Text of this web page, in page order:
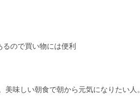
ので買い物には便利
味しい朝食で朝から元気になりたい人。